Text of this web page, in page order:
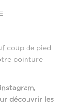
coup de pied
pointure
découvrir les